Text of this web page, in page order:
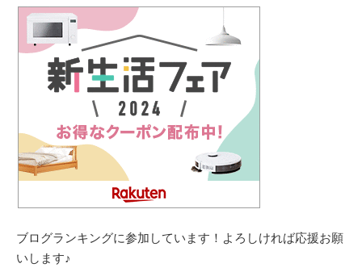
ブログランキングに参加しています！よろしければ応援お願
いします♪